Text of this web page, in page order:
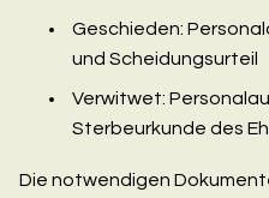
Geschieden:
und Scheidungsurteil
Verwitwet:
Sterbeurkunde des
Die notwendigen